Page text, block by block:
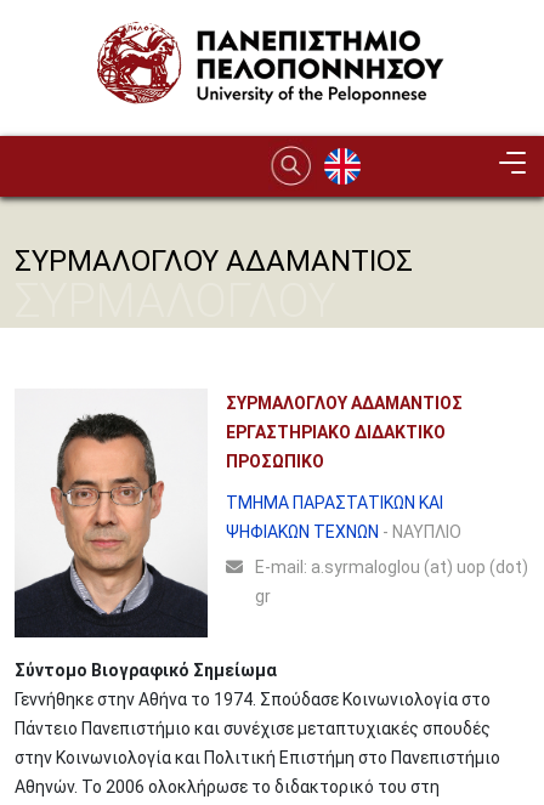
ΣΥΡΜΑΛΟΓΛΟΥ ΑΔΑΜΑΝΤΙΟΣ
ΣΥΡΜΑΛΟΓΛΟΥ ΑΔΑΜΑΝΤΙΟΣ
ΕΡΓΑΣΤΗΡΙΑΚΟ ΔΙΔΑΚΤΙΚΟ
ΠΡΟΣΩΠΙΚΟ
ΤΜΗΜΑ ΠΑΡΑΣΤΑΤΙΚΩΝ ΚΑΙ
ΨΗΦΙΑΚΩΝ ΤΕΧΝΩΝ - ΝΑΥΠΛΙΟ
Ε-mail: a.syrmaloglou (at) uop (dot)
gr
Σύντομο Βιογραφικό Σημείωμα
Γεννήθηκε στην Αθήνα το 1974. Σπούδασε Κοινωνιολογία στο
Πάντειο Πανεπιστήμιο και συνέχισε μεταπτυχιακές σπουδές
στην Κοινωνιολογία και Πολιτική Επιστήμη στο Πανεπιστήμιο
Αθηνών. Το 2006 ολοκλήρωσε το διδακτορικό του στη